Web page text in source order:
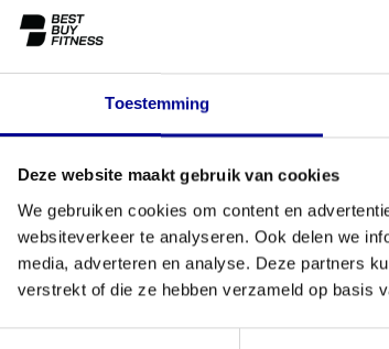
Toestemming
Deze website maakt gebruik van cookies
We gebruiken cookies om content en
websiteverkeer te analyseren. Ook delen we
media, adverteren en analyse. Deze partners
verstrekt of die ze hebben verzameld op basis